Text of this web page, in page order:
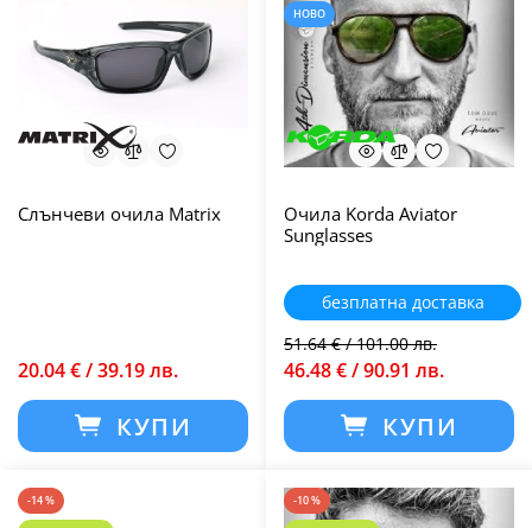
Слънчеви очила Matrix
20.04 € / 39.19 лв.
КУПИ
НОВО
Очила Korda Aviator
Sunglasses
безплатна доставка
51.64 € / 101.00 лв.
46.48 € / 90.91 лв.
КУПИ
-14 % -10 %